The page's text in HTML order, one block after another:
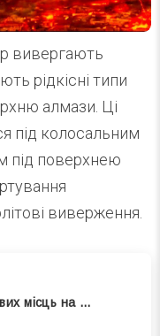
вивергають
рідкісні типи
алмази. Ці
під колосальним
під поверхнею
виверження.
9 найбільш загадкових місць на Землі